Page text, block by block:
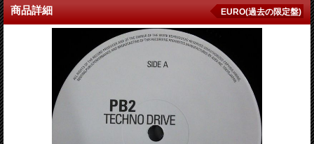
商品詳細 EURO(過去の限定盤)